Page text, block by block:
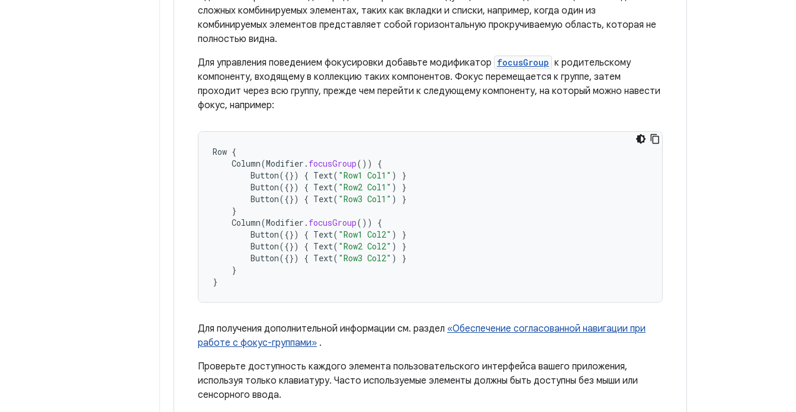
сложных комбинируемых элементах, таких как вкладки и списки, например, когда один из
комбинируемых элементов представляет собой горизонтальную прокручиваемую область, которая не
полностью видна.
Для управления поведением фокусировки добавьте модификатор focusGroup к родительскому
компоненту, входящему в коллекцию таких компонентов. Фокус перемещается к группе, затем
проходит через всю группу, прежде чем перейти к следующему компоненту, на который можно навести
фокус, например:
Row {
Column(Modifier . focusGroup())
{
Button({}) { Text( "Row1 Col1" )
}
Button({}) { Text( "Row2 Col1" )
}
Button({}) { Text( "Row3 Col1" )
}
}
Column(Modifier . focusGroup())
{
Button({}) { Text( "Row1 Col2" )
}
Button({}) { Text( "Row2 Col2" )
}
Button({}) { Text( "Row3 Col2" )
}
}
}
Для получения дополнительной информации см. раздел «Обеспечение согласованной навигации при
работе с фокус-группами» .
Проверьте доступность каждого элемента пользовательского интерфейса вашего приложения,
используя только клавиатуру. Часто используемые элементы должны быть доступны без мыши или
сенсорного ввода.